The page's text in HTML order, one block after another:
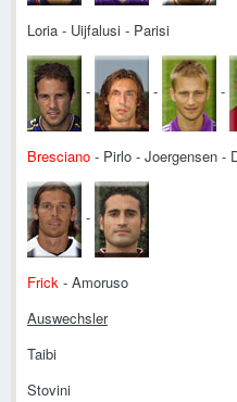
Loria - Uijfalusi - Parisi
- - -
Bresciano - Pirlo - Joergensen -
-
Frick - Amoruso
Auswechsler
Taibi
Stovini